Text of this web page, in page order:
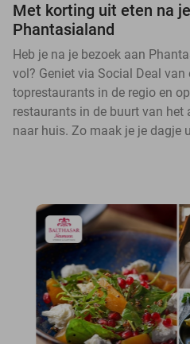
Met korting uit eten na
Phantasialand
Heb je na je bezoek aan
vol? Geniet via Social Deal
toprestaurants in de regio en
restaurants in de buurt van
naar huis. Zo maak je je dagje